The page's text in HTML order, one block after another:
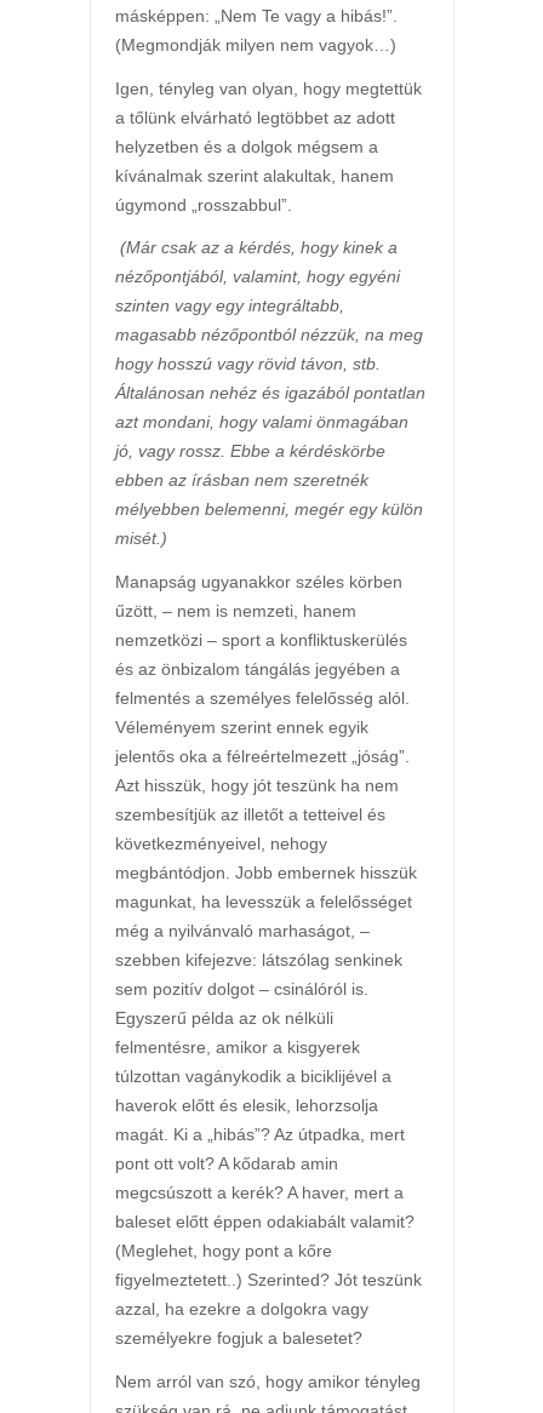
másképpen: „Nem Te vagy a hibás!”.
(Megmondják milyen nem vagyok…)
Igen, tényleg van olyan, hogy megtettük
a tőlünk elvárható legtöbbet az adott
helyzetben és a dolgok mégsem a
kívánalmak szerint alakultak, hanem
úgymond „rosszabbul”.
(Már csak az a kérdés, hogy kinek a
nézőpontjából, valamint, hogy egyéni
szinten vagy egy integráltabb,
magasabb nézőpontból nézzük, na meg
hogy hosszú vagy rövid távon, stb.
Általánosan nehéz és igazából pontatlan
azt mondani, hogy valami önmagában
jó, vagy rossz. Ebbe a kérdéskörbe
ebben az írásban nem szeretnék
mélyebben belemenni, megér egy külön
misét.)
Manapság ugyanakkor széles körben
űzött, – nem is nemzeti, hanem
nemzetközi – sport a konfliktuskerülés
és az önbizalom tángálás jegyében a
felmentés a személyes felelősség alól.
Véleményem szerint ennek egyik
jelentős oka a félreértelmezett „jóság”.
Azt hisszük, hogy jót teszünk ha nem
szembesítjük az illetőt a tetteivel és
következményeivel, nehogy
megbántódjon. Jobb embernek hisszük
magunkat, ha levesszük a felelősséget
még a nyilvánvaló marhaságot, –
szebben kifejezve: látszólag senkinek
sem pozitív dolgot – csinálóról is.
Egyszerű példa az ok nélküli
felmentésre, amikor a kisgyerek
túlzottan vagánykodik a biciklijével a
haverok előtt és elesik, lehorzsolja
magát. Ki a „hibás”? Az útpadka, mert
pont ott volt? A kődarab amin
megcsúszott a kerék? A haver, mert a
baleset előtt éppen odakiabált valamit?
(Meglehet, hogy pont a kőre
figyelmeztetett..) Szerinted? Jót teszünk
azzal, ha ezekre a dolgokra vagy
személyekre fogjuk a balesetet?
Nem arról van szó, hogy amikor tényleg